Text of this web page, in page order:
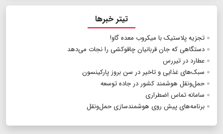
تیتر خبرها
تجزیه پلاستیک با میکروب معده گاو!
دستگاهی که جان قربانیان چاقوکشی را نجات می‌دهد
عطارد در تیررس
سبک‌های غذایی و تاخیر در سن بروز پارکینسون
حمل‌ونقل هوشمند کشور در جاده توسعه
سامانه تماس اضطراری
برنامه‌های پیش‌ روی هوشمندسازی حمل‌ونقل